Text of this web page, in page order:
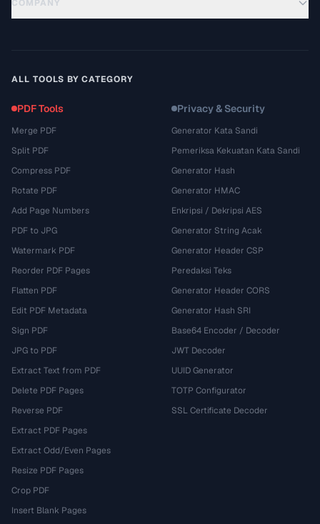
COMPANY
ALL TOOLS BY CATEGORY
PDF Tools
Merge PDF
Split PDF
Compress PDF
Rotate PDF
Add Page Numbers
PDF to JPG
Watermark PDF
Reorder PDF Pages
Flatten PDF
Edit PDF Metadata
Sign PDF
JPG to PDF
Extract Text from PDF
Delete PDF Pages
Reverse PDF
Extract PDF Pages
Extract Odd/Even Pages
Resize PDF Pages
Crop PDF
Insert Blank Pages
Privacy & Security
Generator Kata Sandi
Pemeriksa Kekuatan Kata Sandi
Generator Hash
Generator HMAC
Enkripsi / Dekripsi AES
Generator String Acak
Generator Header CSP
Peredaksi Teks
Generator Header CORS
Generator Hash SRI
Base64 Encoder / Decoder
JWT Decoder
UUID Generator
TOTP Configurator
SSL Certificate Decoder